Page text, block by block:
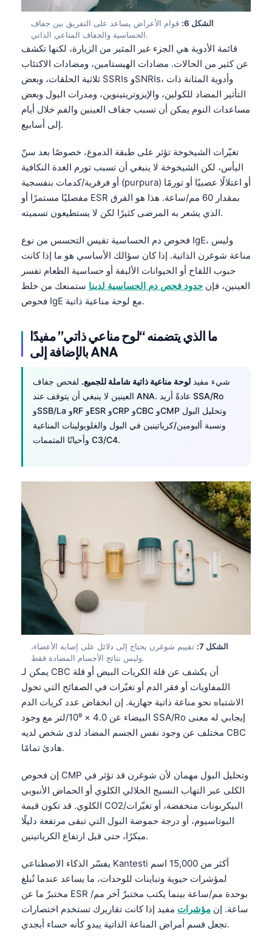
الشكل 6:
قوام الأعراض يساعد على التفريق بين جفاف
الحساسية والجفاف المناعي الذاتي.
قائمة الأدوية هي الجزء غير المثير من الزيارة، لكنها تكشف
عن كثير من الحالات. مضادات الهيستامين، ومضادات الاكتئاب
ثلاثية الحلقات، وبعض SSRIs وSNRIs، وأدوية المثانة ذات
التأثير المضاد للكولين، والإيزوتريتينوين، ومدرات البول وبعض
مساعدات النوم يمكن أن تسبب جفاف العينين والفم خلال أيام
إلى أسابيع.
تغيّرات الشيخوخة تؤثر على طبقة الدموع، خصوصًا بعد سنّ
اليأس، لكن الشيخوخة لا ينبغي أن تسبب تورم الغدة النكافية
أو فرفرية/كدمات بنفسجية (purpura) أو اعتلالًا عصبيًا أو تورمًا
مفصليًا مستمرًا أو ESR بمقدار 60 مم/ساعة. هذا هو الفرق
الذي يشعر به المرضى كثيرًا لكن لا يستطيعون تسميته.
فحوص دم الحساسية تقيس التحسس من نوع IgE، وليس
مناعة شوغرن الذاتية. إذا كان سؤالك الأساسي هو ما إذا كانت
حبوب اللقاح أو الحيوانات الأليفة أو حساسية الطعام تفسر
العينين، فإن حدود فحص دم الحساسية لدينا ستمنعك من خلط
فحوص IgE مع لوحة مناعية ذاتية.
ما الذي يتضمنه “لوح مناعي ذاتي” مفيدًا
بالإضافة إلى ANA
شيء مفيد لوحة مناعية ذاتية شاملة للجميع. لفحص جفاف
العينين لا ينبغي أن يتوقف عند ANA. عادةً أريد SSA/Ro
وSSB/La وRF وESR وCRP وCBC وCMP وتحليل البول
ونسبة ألبومين/كرياتينين في البول والغلوبولينات المناعية
وأحيانًا المتممات C3/C4.
الشكل 7:
تقييم شوغرن يحتاج إلى دلائل على إصابة الأعضاء،
وليس نتائج الأجسام المضادة فقط.
يمكن لـ CBC أن يكشف عن قلة الكريات البيض أو قلة
اللمفاويات أو فقر الدم أو تغيّرات في الصفائح التي تحول
الاشتباه نحو مناعة ذاتية جهازية. إن انخفاض عدد كريات الدم
البيضاء عن 4.0 × 10⁹/لتر مع وجود SSA/Ro إيجابي له معنى
مختلف عن وجود نفس الجسم المضاد لدى شخص لديه CBC
هادئ تمامًا.
إن فحوص CMP وتحليل البول مهمان لأن شوغرن قد تؤثر في
الكلى عبر التهاب النسيج الخلالي الكلوي أو الحماض الأنبوبي
الكلوي. قد تكون قيمة CO2/البيكربونات منخفضة، أو تغيّرات
البوتاسيوم، أو درجة حموضة البول التي تبقى مرتفعة دليلًا
مبكرًا، حتى قبل ارتفاع الكرياتينين.
يفسّر الذكاء الاصطناعي Kantesti أكثر من 15,000 اسم
لمؤشرات حيوية وتباينات للوحدات، ما يساعد عندما تُبلغ
مختبرٌ ما عن ESR بوحدة مم/ساعة بينما يكتب مختبرٌ آخر مم/
ساعة. إن مؤشرات مفيد إذا كانت تقاريرك تستخدم اختصارات
تجعل قسم أمراض المناعة الذاتية يبدو كأنه حساء أبجدي.
অসমীয়া
Galego
Latviešu valoda
Македонски јазик
Euskara
Gàidhlig
Occitan
العربية المغربية
Монгол
ພາສາລາວ
Basa Jawa
Cebuano
ئۇيغۇرچە
Кыргызча
Татар теле
Беларуская мова
Esperanto
Frysk
Ślōnskŏ gŏdka